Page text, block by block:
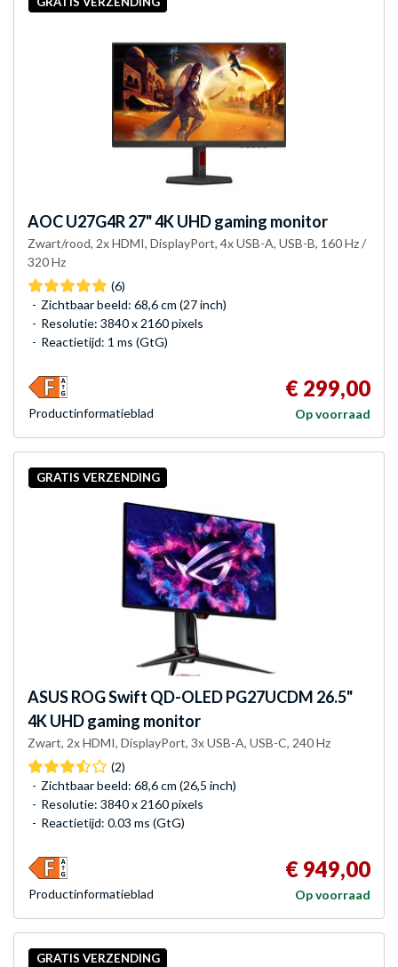
AOCU27G4R 27" 4K UHD gaming monitor
Zwart/rood, 2x HDMI, DisplayPort, 4x USB-A, USB-B, 160 Hz /
320 Hz
(6)
Zichtbaar beeld: 68,6 cm (27 inch)
Resolutie: 3840 x 2160 pixels
Reactietijd: 1 ms (GtG)
€ 299,00
Op voorraad
Product­informatieblad
GRATIS VERZENDING
ASUSROG Swift QD-OLED PG27UCDM 26.5"
4K UHD gaming monitor
Zwart, 2x HDMI, DisplayPort, 3x USB-A, USB-C, 240 Hz
(2)
Zichtbaar beeld: 68,6 cm (26,5 inch)
Resolutie: 3840 x 2160 pixels
Reactietijd: 0.03 ms (GtG)
€ 949,00
Op voorraad
Product­informatieblad
GRATIS VERZENDING